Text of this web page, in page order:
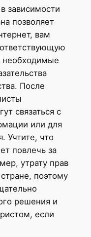
зависимости
позволяет
вам
необходимые
После
связаться с
или для
Учтите, что
повлечь за
утрату прав
поэтому
решения и
если